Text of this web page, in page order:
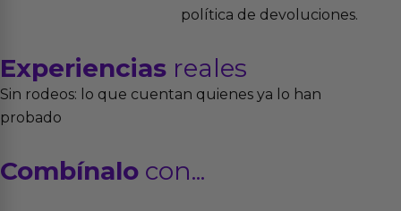
política de devoluciones.
Experiencias reales
Sin rodeos: lo que cuentan quienes ya lo han
probado
Combínalo con...